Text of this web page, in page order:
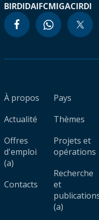
BIRDIDAIFCMIGACIRDI
À propos
Actualité
Offres
d'emploi
(a)
Contacts
Pays
Thèmes
Projets et
opérations
Recherche
et
(a)